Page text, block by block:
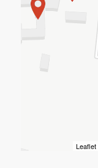
Leaflet